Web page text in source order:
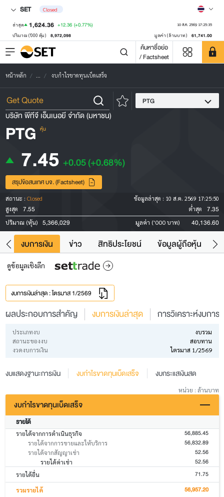
SET Closed
ล่าสุด 1,624.36 +12.36 (+0.77%) 10 ส.ค. 2569 17:25:35
ปริมาณ ('000 หุ้น) 8,972,098 มูลค่า (ล้านบาท) 61,741.00
ค้นหาชื่อย่อ
/ Factsheet
หน้าหลัก ... งบกำไรขาดทุนเบ็ดเสร็จ
PTG
บริษัท พีทีจี เอ็นเนอยี จำกัด (มหาชน)
PTG หุ้น
7.45 +0.05(+0.68%)
สรุปข้อสนเทศ บจ. (Factsheet)
สถานะ : Closed ข้อมูลล่าสุด : 10 ส.ค. 2569 17:25:50
สูงสุด
7.55 ต่ำสุด 7.35
ปริมาณ (หุ้น) 5,366,029 มูลค่า ('000 บาท) 40,136.60
งบการเงิน ข่าว สิทธิประโยชน์ ข้อมูลผู้ถือหุ้น
ดูข้อมูลเชิงลึก
งบการเงินล่าสุด : ไตรมาส 1/2569
ผลประกอบการสำคัญ งบการเงินล่าสุด การวิเคราะห์งบการ
ประเภทงบ
งบรวม
สถานะของงบ
สอบทาน
งวดงบการเงิน
ไตรมาส 1/2569
งบแสดงฐานะการเงิน งบกำไรขาดทุนเบ็ดเสร็จ งบกระแสเงินสด
หน่วย : ล้านบาท
งบกำไรขาดทุนเบ็ดเสร็จ
รายได้
รายได้จากการดำเนินธุรกิจ 56,885.45
รายได้จากการขายและให้บริการ 56,832.89
รายได้จากสัญญาเช่า 52.56
รายได้ค่าเช่า 52.56
รายได้อื่น 71.75
รวมรายได้ 56,957.20